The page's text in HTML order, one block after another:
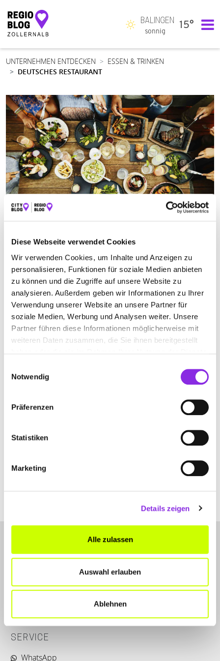
Diese Webseite verwendet Cookies
Wir verwenden Cookies, um Inhalte und Anzeigen zu
personalisieren, Funktionen für soziale Medien anbieten
zu können und die Zugriffe auf unsere Website zu
analysieren. Außerdem geben wir Informationen zu Ihrer
Verwendung unserer Website an unsere Partner für
soziale Medien, Werbung und Analysen weiter. Unsere
Partner führen diese Informationen möglicherweise mit
weiteren Daten zusammen, die Sie ihnen bereitgestellt
Notwendig
Präferenzen
Statistiken
Marketing
Details zeigen
Alle zulassen
Auswahl erlauben
Ablehnen
Hauptnavigation
BALINGEN
sonnig
15°
UNTERNEHMEN ENTDECKEN
ESSEN & TRINKEN
DEUTSCHES RESTAURANT
DEUTSCHES RESTAURANT
Suchen nach
ALLE RANGENDINGEN
Haigerlocher Straße 5
| 72414 Rangendingen DE
Kontakt
SERVICE
WhatsApp